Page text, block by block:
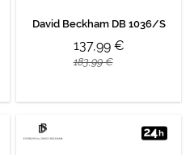
David Beckham DB 1036/S
137,99 €
183,99 €